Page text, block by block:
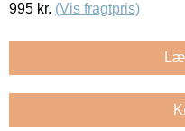
995 kr. (Vis fragtpris)